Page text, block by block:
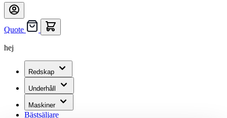
Quote
hej
Redskap
Underhåll
Maskiner
Bästsäljare